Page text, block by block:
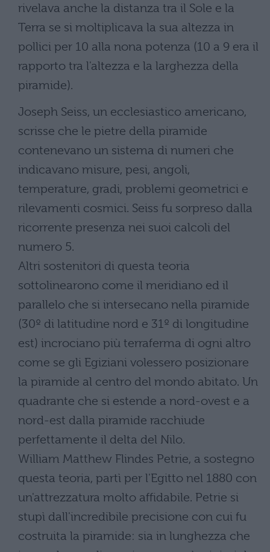
rivelava anche la distanza tra il Sole e la
Terra se si moltiplicava la sua altezza in
pollici per 10 alla nona potenza (10 a 9 era il
rapporto tra l'altezza e la larghezza della
piramide).
Joseph Seiss, un ecclesiastico americano,
scrisse che le pietre della piramide
contenevano un sistema di numeri che
indicavano misure, pesi, angoli,
temperature, gradi, problemi geometrici e
rilevamenti cosmici. Seiss fu sorpreso dalla
ricorrente presenza nei suoi calcoli del
numero 5.
Altri sostenitori di questa teoria
sottolinearono come il meridiano ed il
parallelo che si intersecano nella piramide
(30º di latitudine nord e 31º di longitudine
est) incrociano più terraferma di ogni altro
come se gli Egiziani volessero posizionare
la piramide al centro del mondo abitato. Un
quadrante che si estende a nord-ovest e a
nord-est dalla piramide racchiude
perfettamente il delta del Nilo.
William Matthew Flindes Petrie, a sostegno
questa teoria, partì per l'Egitto nel 1880 con
un'attrezzatura molto affidabile. Petrie si
stupì dall'incredibile precisione con cui fu
costruita la piramide: sia in lunghezza che